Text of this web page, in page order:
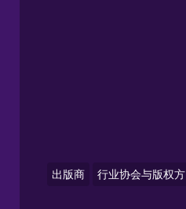
出版商 行业协会与版权方